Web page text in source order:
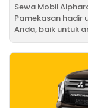
Sewa Mobil
Pamekasan hadir
Anda, baik untuk